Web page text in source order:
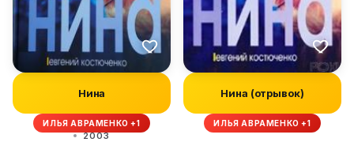
Нина
ИЛЬЯ АВРАМЕНКО +1
2003
Нина (отрывок)
ИЛЬЯ АВРАМЕНКО +1